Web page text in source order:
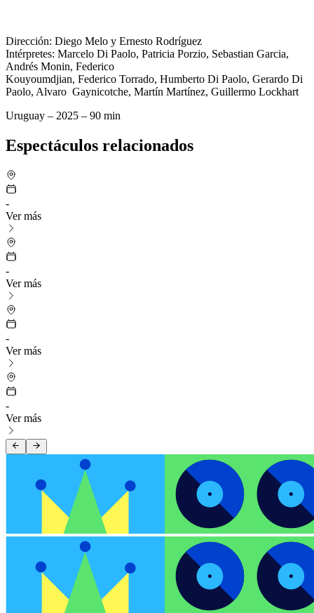
Dirección: Diego Melo y Ernesto Rodríguez
Intérpretes: Marcelo Di Paolo, Patricia Porzio, Sebastian Garcia,
Andrés Monin, Federico
Kouyoumdjian, Federico Torrado, Humberto Di Paolo, Gerardo Di
Paolo, Alvaro Gaynicotche, Martín Martínez, Guillermo Lockhart
Uruguay – 2025 – 90 min
Espectáculos relacionados
-
Ver más
-
Ver más
-
Ver más
-
Ver más